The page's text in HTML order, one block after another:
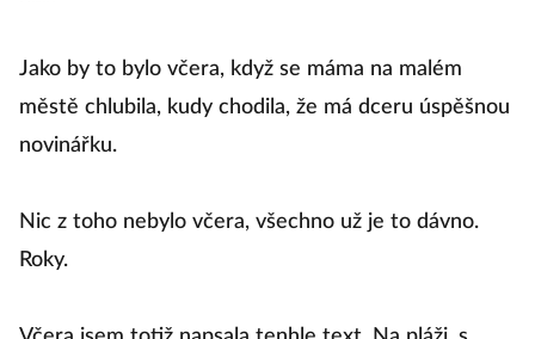
Jako by to bylo včera, když se máma na malém
městě chlubila, kudy chodila, že má dceru úspěšnou
novinářku.
Nic z toho nebylo včera, všechno už je to dávno.
Roky.